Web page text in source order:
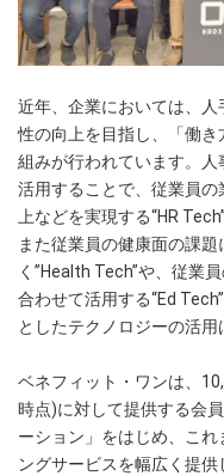
近年、企業においては、
性の向上を目指し、「働
組みが行われています。
活用することで、従業員
上などを実現する“HR
また従業員の健康面の課
く”Health Tech”や、従業
合わせて活用する“Ed
としたテクノロジーの活用
ベネフィット・ワンは、
時点)に対して提供する会
ーション」をはじめ、こ
ングサービスを幅広く提供